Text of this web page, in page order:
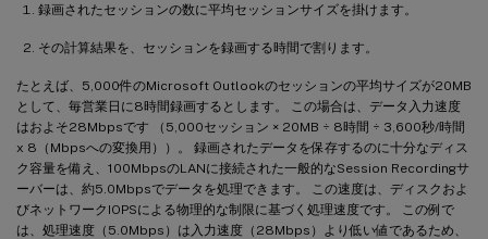
録画されたセッションの数に平均セッションサイズを掛けます。
その計算結果を、セッションを録画する時間で割ります。
たとえば、5,000件のMicrosoft Outlookのセッションの平均サイズが20MB
として、毎営業日に8時間録画するとします。 この場合は、データ入力速度
はおよそ28Mbpsです （5,000セッション × 20MB ÷ 8時間 ÷ 3,600秒/時間
x 8（Mbpsへの変換用））。 録画されたデータを保存するのに十分なディス
ク容量を備え、100MbpsのLANに接続された一般的なSession Recordingサ
ーバーは、約5.0Mbpsでデータを処理できます。 この速度は、ディスクおよ
びネットワークIOPSによる物理的な制限に基づく処理速度です。 この例で
は、処理速度（5.0Mbps）は入力速度（28Mbps）より低い値であるため、